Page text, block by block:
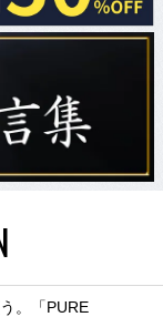
。「PURE